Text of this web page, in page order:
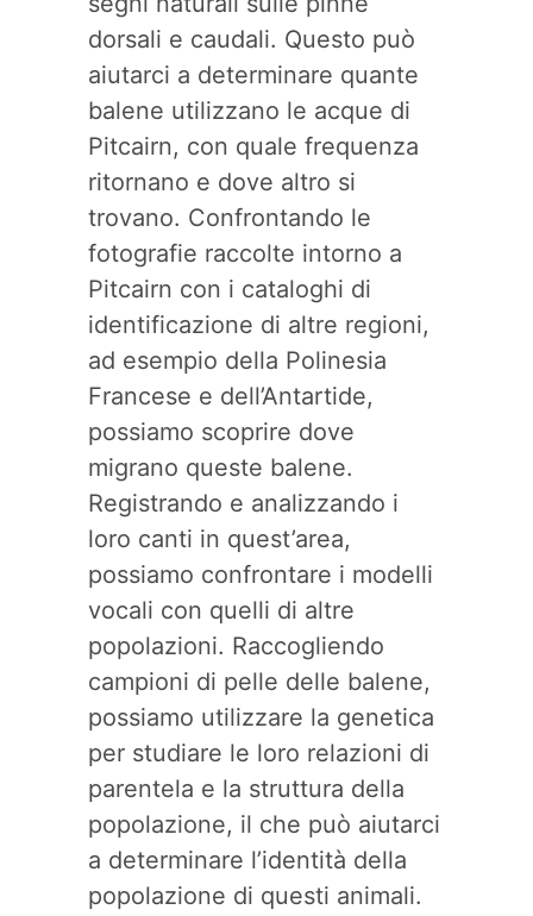
dorsali e caudali. Questo può
aiutarci a determinare quante
balene utilizzano le acque di
Pitcairn, con quale frequenza
ritornano e dove altro si
trovano. Confrontando le
fotografie raccolte intorno a
Pitcairn con i cataloghi di
identificazione di altre regioni,
ad esempio della Polinesia
Francese e dell’Antartide,
possiamo scoprire dove
migrano queste balene.
Registrando e analizzando i
loro canti in quest’area,
possiamo confrontare i modelli
vocali con quelli di altre
popolazioni. Raccogliendo
campioni di pelle delle balene,
possiamo utilizzare la genetica
per studiare le loro relazioni di
parentela e la struttura della
popolazione, il che può aiutarci
a determinare l’identità della
popolazione di questi animali.